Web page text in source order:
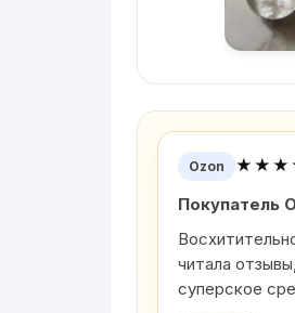
Ozon
Покупатель
читала
суперское